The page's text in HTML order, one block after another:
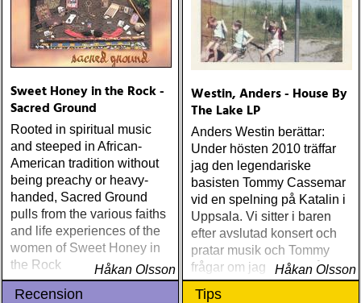
Sweet Honey in the Rock -
Sacred Ground
Rooted in spiritual music
and steeped in African-
American tradition without
being preachy or heavy-
handed, Sacred Ground
pulls from the various faiths
and life experiences of the
women of Sweet Honey in
the Rock
Håkan Olsson
Westin, Anders - House By
The Lake LP
Anders Westin berättar:
Under hösten 2010 träffar
jag den legendariske
basisten Tommy Cassemar
vid en spelning på Katalin i
Uppsala. Vi sitter i baren
efter avslutad konsert och
pratar musik och Tommy
frågar om jag spelar något
instrument
Håkan Olsson
Recension Tips